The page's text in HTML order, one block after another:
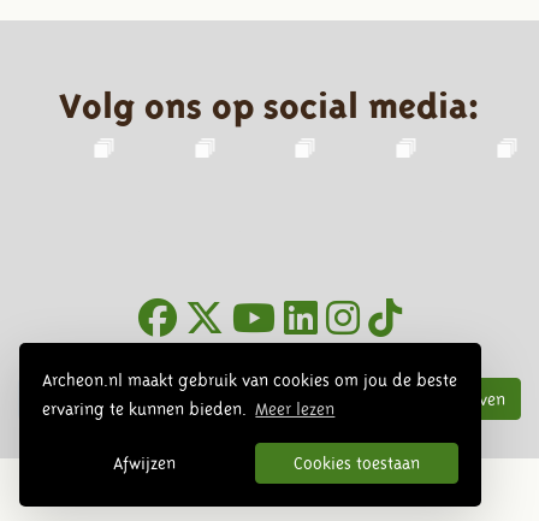
Archeon.nl maakt gebruik van cookies om jou de beste
ervaring te kunnen bieden.
Meer lezen
Afwijzen Cookies toestaan
Volg ons op social media:
Inschrijven